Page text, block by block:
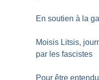
En soutien à la
Moisis Litsis,
par les fascistes
Pour être